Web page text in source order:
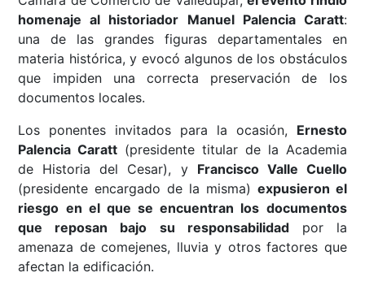
homenaje al historiador Manuel Palencia Caratt:
una de las grandes figuras departamentales en
materia histórica, y evocó algunos de los obstáculos
que impiden una correcta preservación de los
documentos locales.
Los ponentes invitados para la ocasión, Ernesto
Palencia Caratt (presidente titular de la Academia
de Historia del Cesar), y Francisco Valle Cuello
(presidente encargado de la misma) expusieron el
riesgo en el que se encuentran los documentos
que reposan bajo su responsabilidadpor la
amenaza de comejenes, lluvia y otros factores que
afectan la edificación.